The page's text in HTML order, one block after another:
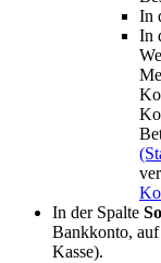
In
In
In der Spalte
Bankkonto, auf
Kasse).